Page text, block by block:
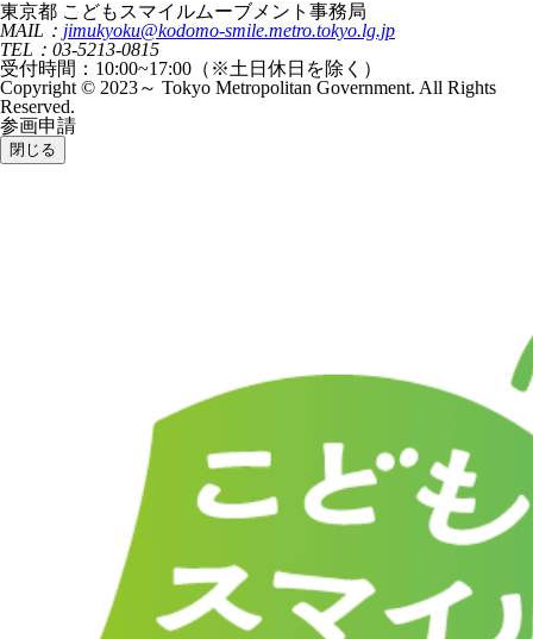
東京都 こどもスマイルムーブメント事務局
MAIL： jimukyoku@kodomo-smile.metro.tokyo.lg.jp
TEL：03-5213-0815
受付時間：10:00~17:00（※土日休日を除く）
Copyright © 2023～ Tokyo Metropolitan Government. All Rights
Reserved.
参画申請
閉じる